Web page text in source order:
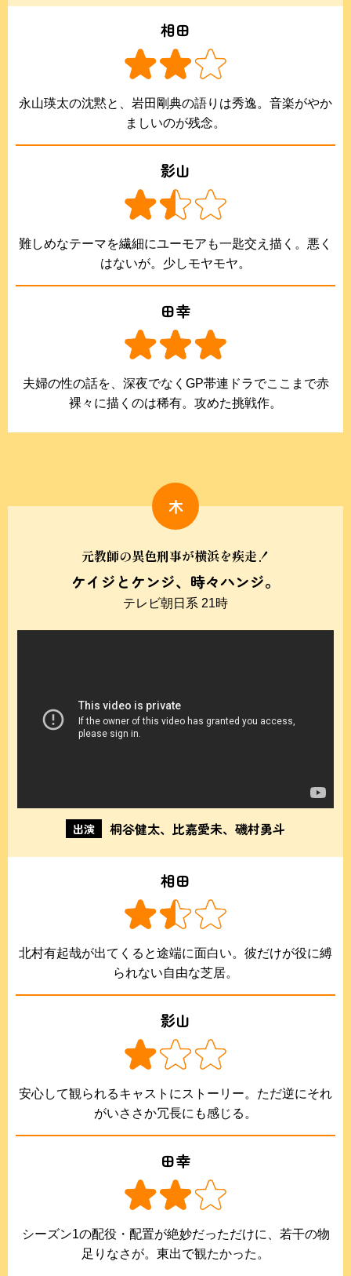
相田
永山瑛太の沈黙と、岩田剛典の語りは秀逸。音楽がやか
ましいのが残念。
影山
難しめなテーマを繊細にユーモアも一匙交え描く。悪く
はないが。少しモヤモヤ。
田幸
夫婦の性の話を、深夜でなくGP帯連ドラでここまで赤
裸々に描くのは稀有。攻めた挑戦作。
木
元教師の異色刑事が横浜を疾走！
ケイジとケンジ、時々ハンジ。
テレビ朝日系 21時
出演 桐谷健太、比嘉愛未、磯村勇斗
相田
北村有起哉が出てくると途端に面白い。彼だけが役に縛
られない自由な芝居。
影山
安心して観られるキャストにストーリー。ただ逆にそれ
がいささか冗長にも感じる。
田幸
シーズン1の配役・配置が絶妙だっただけに、若干の物
足りなさが。東出で観たかった。